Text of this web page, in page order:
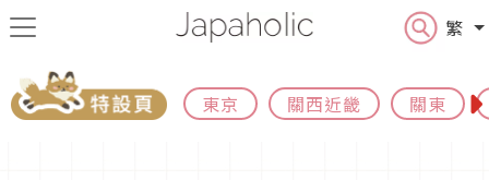
繁
東京 關西近畿 關東